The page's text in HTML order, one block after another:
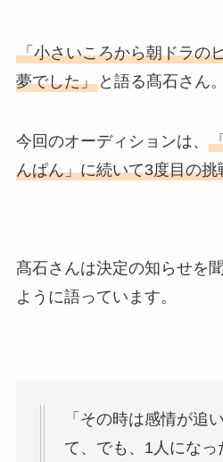
「小さいころから朝ドラの
夢でした」と語る髙石さん。
今回のオーディションは、
んぱん」に続いて3度目の挑
髙石さんは決定の知らせを
ように語っています。
「その時は感情が追
て、でも、1人にな